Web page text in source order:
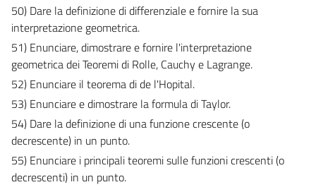
50) Dare la definizione di differenziale e fornire la sua
interpretazione geometrica.
51) Enunciare, dimostrare e fornire l'interpretazione
geometrica dei Teoremi di Rolle, Cauchy e Lagrange.
52) Enunciare il teorema di de l'Hopital.
53) Enunciare e dimostrare la formula di Taylor.
54) Dare la definizione di una funzione crescente (o
decrescente) in un punto.
55) Enunciare i principali teoremi sulle funzioni crescenti (o
decrescenti) in un punto.